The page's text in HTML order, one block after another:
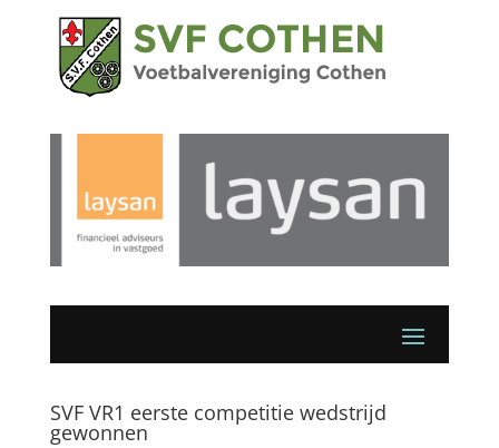
SVF VR1 eerste competitie wedstrijd
gewonnen